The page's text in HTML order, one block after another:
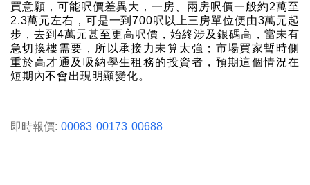
買意願，可能呎價差異大，一房、兩房呎價一般約2萬至
2.3萬元左右，可是一到700呎以上三房單位便由3萬元起
步，去到4萬元甚至更高呎價，始終涉及銀碼高，當未有
急切換樓需要，所以承接力未算太強；市場買家暫時側
重於高才通及吸納學生租務的投資者，預期這個情況在
短期內不會出現明顯變化。
即時報價: 00083 00173 00688